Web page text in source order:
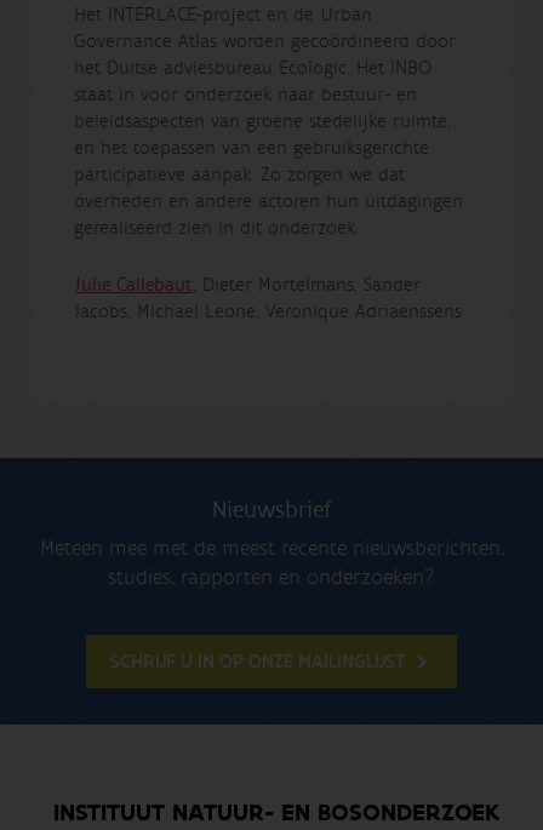
Het INTERLACE-project en de Urban
Governance Atlas worden gecoördineerd door
het Duitse adviesbureau Ecologic. Het INBO
staat in voor onderzoek naar bestuur- en
beleidsaspecten van groene stedelijke ruimte,
en het toepassen van een gebruiksgerichte
participatieve aanpak. Zo zorgen we dat
overheden en andere actoren hun uitdagingen
gerealiseerd zien in dit onderzoek.
Julie Callebaut, Dieter Mortelmans, Sander
Jacobs, Michael Leone, Veronique Adriaenssens
Nieuwsbrief
Meteen mee met de meest recente nieuwsberichten,
studies, rapporten en onderzoeken?
SCHRIJF U IN OP ONZE MAILINGLIJST
INSTITUUT NATUUR- EN BOSONDERZOEK